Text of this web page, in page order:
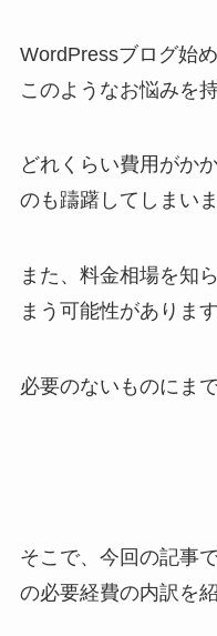
WordPressブログ始
このようなお悩みを
どれくらい費用がか
のも躊躇してしまいま
また、料金相場を知
まう可能性があります
必要のないものにま
そこで、今回の記事
の必要経費の内訳を